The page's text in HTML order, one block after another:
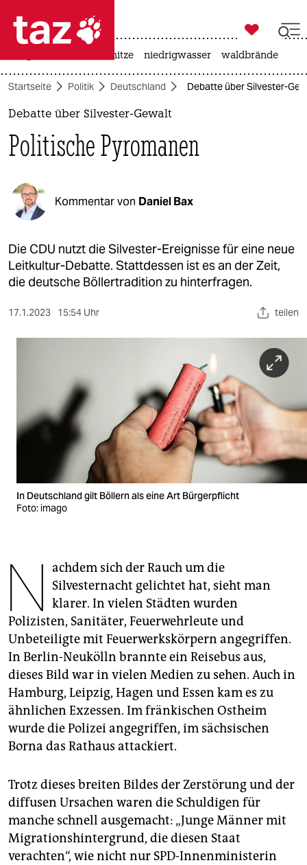
 taz zahl ich
taz zahl ich
politik
öko
gesellschaft
kultur
sport
berlin
nord
verlag
veranstaltungen
shop
fragen & hilfe
abo
genossenschaft
epaper login

taz zahl ich
hitze niedrigwasser waldbrände
Startseite Politik Deutschland Debatte über Silvester-
Debatte über Silvester-Gewalt
Politische Pyromanen
Kommentar von Daniel Bax
Die CDU nutzt die Silvester-Ereignisse für eine neue
Leitkultur-Debatte. Stattdessen ist es an der Zeit,
die deutsche Böllertradition zu hinterfragen.
17.1.2023 15:54 Uhr teilen
In Deutschland gilt Böllern als eine Art Bürgerpflicht
Foto: imago
N achdem sich der Rauch um die
Silvesternacht gelichtet hat, sieht man
klarer. In vielen Städten wurden
Polizisten, Sanitäter, Feuerwehrleute und
Unbeteiligte mit Feuerwerkskörpern angegriffen.
In Berlin-Neukölln brannte ein Reisebus aus,
dieses Bild war in vielen Medien zu sehen. Auch in
Hamburg, Leipzig, Hagen und Essen kam es zu
ähnlichen Exzessen. Im fränkischen Ostheim
wurde die Polizei angegriffen, im sächsischen
Borna das Rathaus attackiert.
Trotz dieses breiten Bildes der Zerstörung und der
diffusen Ursachen waren die Schuldigen für
manche schnell ausgemacht: „Junge Männer mit
Migrationshintergrund, die diesen Staat
verachten“, wie nicht nur SPD-Innenministerin